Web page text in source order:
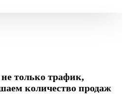
только трафик,
количество продаж